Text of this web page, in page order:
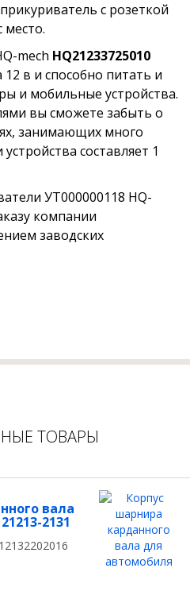
с розеткой
место.
mech HQ21233725010
в и способно питать и
и мобильные устройства.
вы сможете забыть о
занимающих много
составляет 1
УТ000000118 HQ-
компании
заводских
ТОВАРЫ
вала
2131